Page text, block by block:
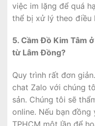
việc im lặng để quá
thể bị xử lý theo điều
5. Cầm Đồ Kim Tâm
từ Lâm Đồng?
Quy trình rất đơn
chat Zalo với chúng
sản. Chúng tôi sẽ
online. Nếu bạn đồng